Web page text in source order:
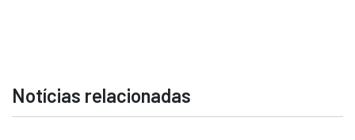
Notícias relacionadas